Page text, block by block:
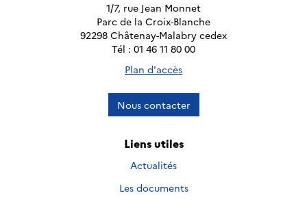
1/7, rue Jean Monnet
Parc de la Croix-Blanche
92298 Châtenay-Malabry cedex
Tél : 01 46 11 80 00
Plan d'accès
Nous contacter
Liens utiles
Actualités
Les documents